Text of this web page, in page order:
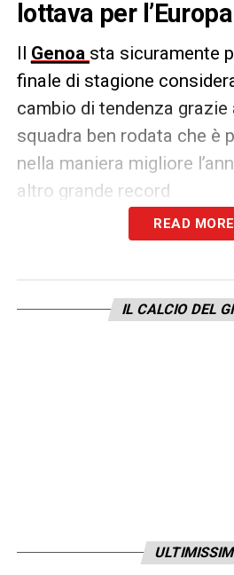
lottava per l’Europa
Il Genoa sta sicuramente
finale di stagione
cambio di tendenza grazie
squadra ben rodata che è
nella maniera migliore
altro grande record
Secondo quanto riportato
16 punti su 18:un dato
READ MORE
IL CALCIO DEL